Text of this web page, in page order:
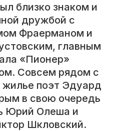
близко знаком и
дружбой с
Фраерманом и
главным
«Пионер»
Совсем рядом с
поэт Эдуард
в свою очередь
Юрий Олеша и
Шкловский.